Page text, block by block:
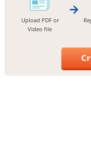
Upload PDF or
Video file